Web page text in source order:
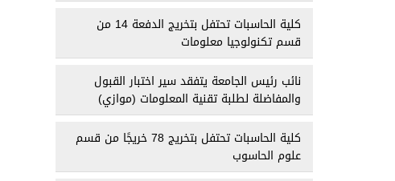
كلية الحاسبات تحتفل بتخريج الدفعة 14 من
قسم تكنولوجيا معلومات
نائب رئيس الجامعة يتفقد سير اختبار القبول
والمفاضلة لطلبة تقنية المعلومات (موازي)
كلية الحاسبات تحتفل بتخريج 78 خريجًا من قسم
علوم الحاسوب